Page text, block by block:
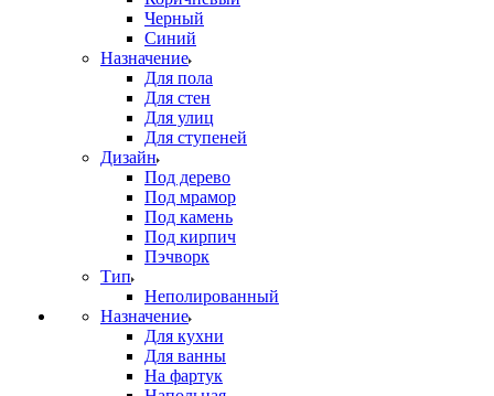
Черный
Синий
Назначение
Для пола
Для стен
Для улиц
Для ступеней
Дизайн
Под дерево
Под мрамор
Под камень
Под кирпич
Пэчворк
Тип
Неполированный
Назначение
Для кухни
Для ванны
На фартук